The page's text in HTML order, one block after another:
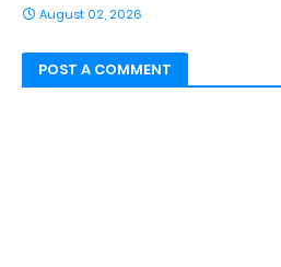
August 02, 2026
POST A COMMENT